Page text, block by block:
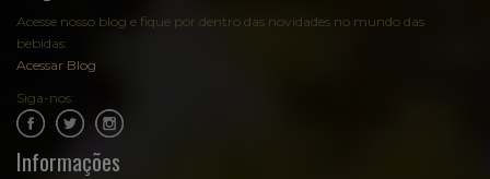
Acesse nosso blog e fique por dentro das novidades no mundo das
bebidas:
Acessar Blog
Siga-nos:
Informações